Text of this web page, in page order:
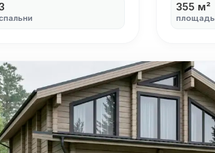
355 м²
площадь